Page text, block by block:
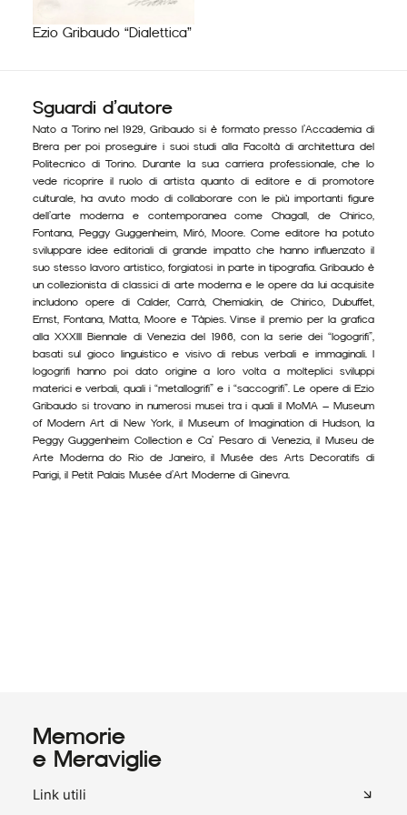
Ezio Gribaudo “Dialettica”
Sguardi d’autore
Nato a Torino nel 1929, Gribaudo si è formato presso l’Accademia di
Brera per poi proseguire i suoi studi alla Facoltà di architettura del
Politecnico di Torino. Durante la sua carriera professionale, che lo
vede ricoprire il ruolo di artista quanto di editore e di promotore
culturale, ha avuto modo di collaborare con le più importanti figure
dell’arte moderna e contemporanea come Chagall, de Chirico,
Fontana, Peggy Guggenheim, Miró, Moore. Come editore ha potuto
sviluppare idee editoriali di grande impatto che hanno influenzato il
suo stesso lavoro artistico, forgiatosi in parte in tipografia. Gribaudo è
un collezionista di classici di arte moderna e le opere da lui acquisite
includono opere di Calder, Carrà, Chemiakin, de Chirico, Dubuffet,
Ernst, Fontana, Matta, Moore e Tàpies. Vinse il premio per la grafica
alla XXXIII Biennale di Venezia del 1966, con la serie dei “logogrifi”,
basati sul gioco linguistico e visivo di rebus verbali e immaginali. I
logogrifi hanno poi dato origine a loro volta a molteplici sviluppi
materici e verbali, quali i “metallogrifi” e i “saccogrifi”. Le opere di Ezio
Gribaudo si trovano in numerosi musei tra i quali il MoMA – Museum
of Modern Art di New York, il Museum of Imagination di Hudson, la
Peggy Guggenheim Collection e Ca’ Pesaro di Venezia, il Museu de
Arte Moderna do Rio de Janeiro, il Musée des Arts Decoratifs di
Parigi, il Petit Palais Musée d’Art Moderne di Ginevra.
Memorie
e Meraviglie
Link utili